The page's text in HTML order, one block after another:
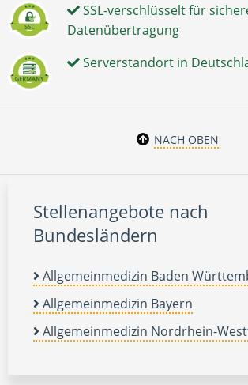
SSL-verschlüsselt für
Datenübertragung
Serverstandort in
NACH OBEN
Stellenangebote nach
Bundesländern
Allgemeinmedizin Baden
Allgemeinmedizin Bayern
Allgemeinmedizin Nordrhein-